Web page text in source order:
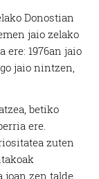
Donostian
jaio zelako
ere: 1976an jaio
jaio nintzen,
betiko
ere.
zuten
joan zen talde